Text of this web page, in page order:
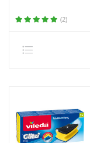
(2)